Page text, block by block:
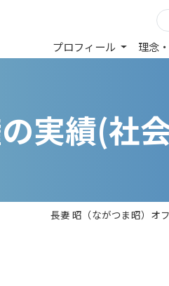
プロフィール 理念
の実績(社
長妻 昭（ながつま昭）オ